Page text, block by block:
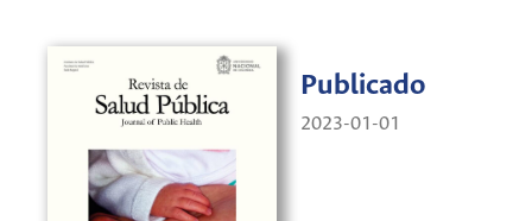
Publicado
2023-01-01